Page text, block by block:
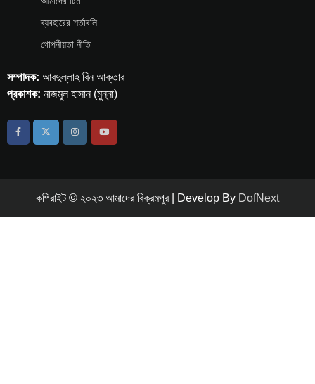
ব্যবহারের শর্তাবলি
গোপনীয়তা নীতি
সম্পাদক: আবদুল্লাহ বিন আক্তার
প্রকাশক: নাজমুল হাসান (মুন্না)
কপিরাইট © ২০২৩ আমাদের বিক্রমপুর | Develop By DofNext